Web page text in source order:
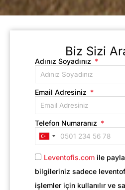
Biz Sizi
Adınız Soyadınız
Email Adresiniz
Telefon Numaranız
Turkey
+90Leventofis.com ile
bilgileriniz sadece
işlemler için kullanılır ve